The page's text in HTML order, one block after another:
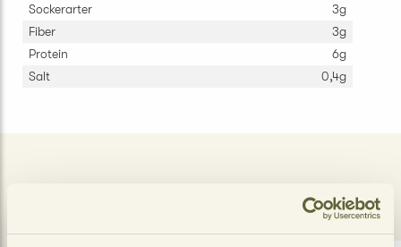
Sockerarter
3g
Fiber
3g
Protein
6g
Salt
0,4g